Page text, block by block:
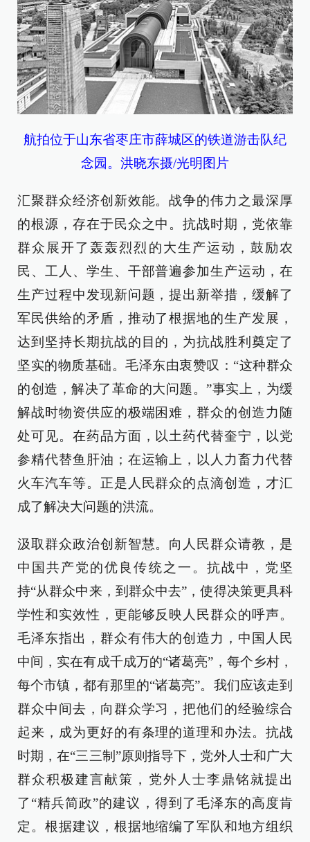
航拍位于山东省枣庄市薛城区的铁道游击队纪
念园。洪晓东摄/光明图片
汇聚群众经济创新效能。战争的伟力之最深厚
的根源，存在于民众之中。抗战时期，党依靠
群众展开了轰轰烈烈的大生产运动，鼓励农
民、工人、学生、干部普遍参加生产运动，在
生产过程中发现新问题，提出新举措，缓解了
军民供给的矛盾，推动了根据地的生产发展，
达到坚持长期抗战的目的，为抗战胜利奠定了
坚实的物质基础。毛泽东由衷赞叹：“这种群众
的创造，解决了革命的大问题。”事实上，为缓
解战时物资供应的极端困难，群众的创造力随
处可见。在药品方面，以土药代替奎宁，以党
参精代替鱼肝油；在运输上，以人力畜力代替
火车汽车等。正是人民群众的点滴创造，才汇
成了解决大问题的洪流。
汲取群众政治创新智慧。向人民群众请教，是
中国共产党的优良传统之一。抗战中，党坚
持“从群众中来，到群众中去”，使得决策更具科
学性和实效性，更能够反映人民群众的呼声。
毛泽东指出，群众有伟大的创造力，中国人民
中间，实在有成千成万的“诸葛亮”，每个乡村，
每个市镇，都有那里的“诸葛亮”。我们应该走到
群众中间去，向群众学习，把他们的经验综合
起来，成为更好的有条理的道理和办法。抗战
时期，在“三三制”原则指导下，党外人士和广大
群众积极建言献策，党外人士李鼎铭就提出
了“精兵简政”的建议，得到了毛泽东的高度肯
定。根据建议，根据地缩编了军队和地方组织